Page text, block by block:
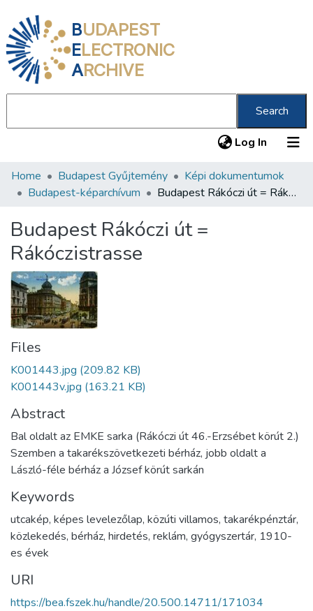
BUDAPEST
ELECTRONIC
ARCHIVE
Search
Log In (current)
Communities & Collections
Statistics
About us
Home Budapest Gyűjtemény
Képi dokumentumok
Budapest-képarchívum
Budapest Rákóczi út = Rákóczistrasse
Budapest Rákóczi út =
Rákóczistrasse
Files
K001443.jpg (209.82 KB)
K001443v.jpg (163.21 KB)
Abstract
Bal oldalt az EMKE sarka (Rákóczi út 46.-Erzsébet körút 2.)
Szemben a takarékszövetkezeti bérház, jobb oldalt a
László-féle bérház a József körút sarkán
Keywords
utcakép, képes levelezőlap, közúti villamos, takarékpénztár,
közlekedés, bérház, hirdetés, reklám, gyógyszertár, 1910-
es évek
URI
https://bea.fszek.hu/handle/20.500.14711/171034